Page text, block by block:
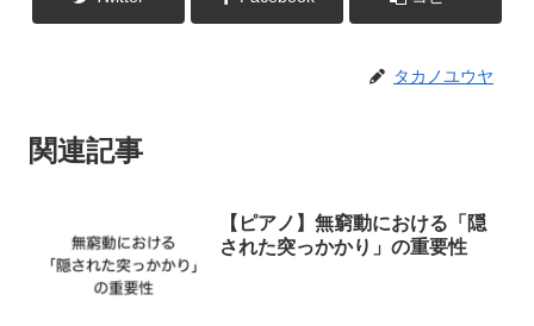
タカノユウヤ
関連記事
【ピアノ】無窮動における「隠
された突っかかり」の重要性